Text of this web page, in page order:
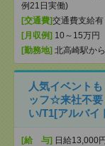
例21日実働)
[交通費]交通費支給有
[月収例] 10～15万円
[勤務地] 北高崎駅か
人気イベント
ッフ☆来社不要
い/T1[アルバイ
[給 与] 日給13,000